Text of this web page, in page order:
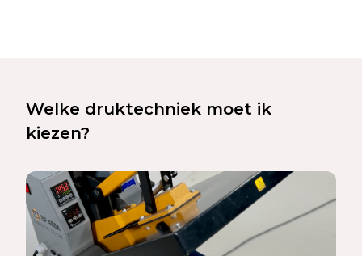
Welke druktechniek moet ik
kiezen?